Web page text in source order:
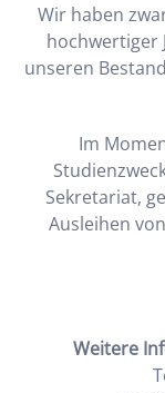
Wir haben
hochwertiger
unseren
Im
Sekretariat,
Ausleihen
Weitere